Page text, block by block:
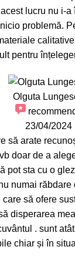
lucru nu i-
problemă.
pentru
Olguta
23/04/2024
să arate
doar de a
pot sta cu o
numai
să ofere
disperarea
. sunt
chiar și în